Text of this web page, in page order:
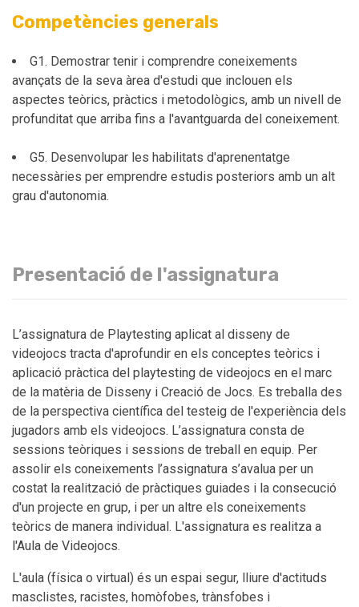
Competències generals
G1. Demostrar tenir i comprendre coneixements
avançats de la seva àrea d'estudi que inclouen els
aspectes teòrics, pràctics i metodològics, amb un nivell de
profunditat que arriba fins a l'avantguarda del coneixement.
G5. Desenvolupar les habilitats d'aprenentatge
necessàries per emprendre estudis posteriors amb un alt
grau d'autonomia.
Presentació de l'assignatura
L’assignatura de Playtesting aplicat al disseny de
videojocs tracta d'aprofundir en els conceptes teòrics i
aplicació pràctica del playtesting de videojocs en el marc
de la matèria de Disseny i Creació de Jocs. Es treballa des
de la perspectiva científica del testeig de l'experiència dels
jugadors amb els videojocs. L’assignatura consta de
sessions teòriques i sessions de treball en equip. Per
assolir els coneixements l’assignatura s’avalua per un
costat la realització de pràctiques guiades i la consecució
d'un projecte en grup, i per un altre els coneixements
teòrics de manera individual. L'assignatura es realitza a
l'Aula de Videojocs.
L'aula (física o virtual) és un espai segur, lliure d'actituds
masclistes, racistes, homòfobes, trànsfobes i